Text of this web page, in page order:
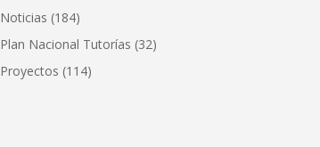
Noticias (184)
Plan Nacional Tutorías (32)
Proyectos (114)